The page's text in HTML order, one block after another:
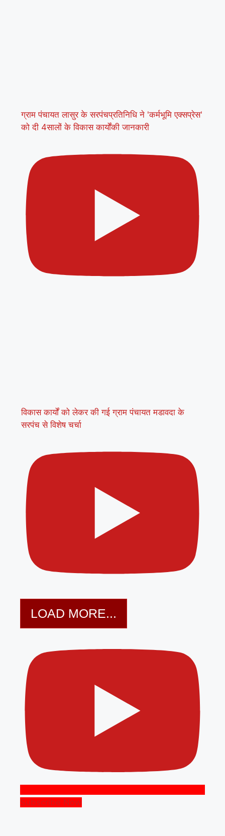
ग्राम पंचायत लासुर के सरपंचप्रतिनिधि ने 'कर्मभूमि एक्सप्रेस'
को दी 4सालों के विकास कार्योंकी जानकारी
विकास कार्यों को लेकर की गई ग्राम पंचायत मडावदा के
सरपंच से विशेष चर्चा
LOAD MORE...
Subscribe Now